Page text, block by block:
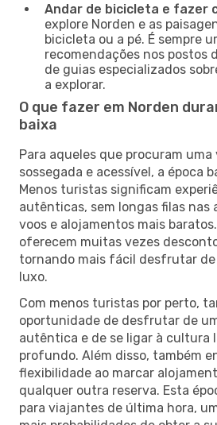
Andar de bicicleta e fazer
explore Norden e as
bicicleta ou a pé. É sempre
recomendações nos postos
de guias especializados
a explorar.
O que fazer em Norden
baixa
Para aqueles que procuram
sossegada e acessível, a época
Menos turistas significam
autênticas, sem longas filas nas
voos e alojamentos mais
oferecem muitas vezes
tornando mais fácil desfrutar
luxo.
Com menos turistas por perto,
oportunidade de desfrutar de
autêntica e de se ligar à cultura
profundo. Além disso, também
flexibilidade ao marcar
qualquer outra reserva. Esta
para viajantes de última hora,